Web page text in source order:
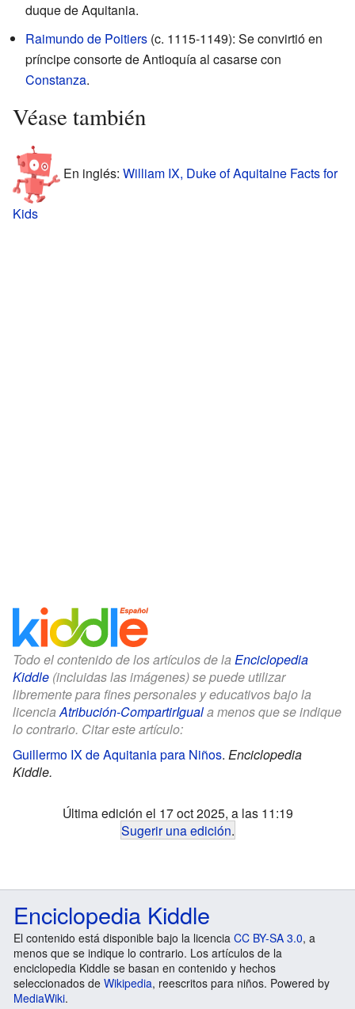
duque de Aquitania.
Raimundo de Poitiers (c. 1115-1149): Se convirtió en
príncipe consorte de Antioquía al casarse con
Constanza.
Véase también
En inglés: William IX, Duke of Aquitaine Facts for
Kids
Todo el contenido de los artículos de la Enciclopedia
Kiddle (incluidas las imágenes) se puede utilizar
libremente para fines personales y educativos bajo la
licenciaAtribución-CompartirIguala menos que se indique
lo contrario. Citar este artículo:
Guillermo IX de Aquitania para Niños. Enciclopedia
Kiddle.
Última edición el 17 oct 2025, a las 11:19
Sugerir una edición.
Enciclopedia Kiddle
El contenido está disponible bajo la licencia CC BY-SA 3.0, a
menos que se indique lo contrario. Los artículos de la
enciclopedia Kiddle se basan en contenido y hechos
seleccionados de Wikipedia, reescritos para niños. Powered by
MediaWiki.